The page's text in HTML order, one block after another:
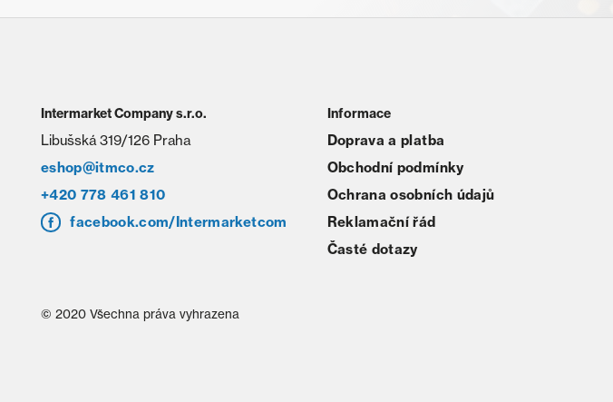
Intermarket Company s.r.o.
Libušská 319/126 Praha
eshop@itmco.cz
+420 778 461 810
facebook.com/Intermarketcom
Informace
Doprava a platba
Obchodní podmínky
Ochrana osobních údajů
Reklamační řád
Časté dotazy
© 2020 Všechna práva vyhrazena